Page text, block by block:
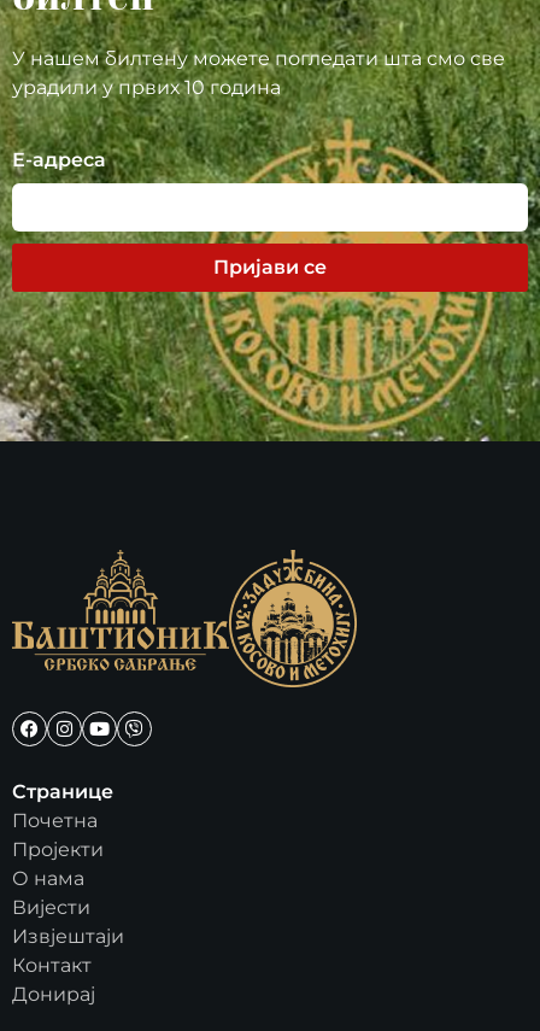
У нашем билтену можете погледати шта смо све
урадили у првих 10 година
Е-адреса
Пријави се
Странице
Почетна
Пројекти
О нама
Вијести
Извјештаји
Контакт
Донирај